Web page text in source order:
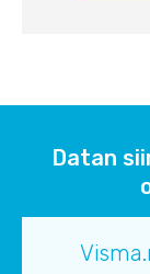
Datan